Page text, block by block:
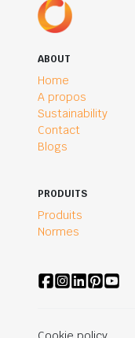
ABOUT
Home
A propos
Sustainability
Contact
Blogs
PRODUITS
Produits
Normes